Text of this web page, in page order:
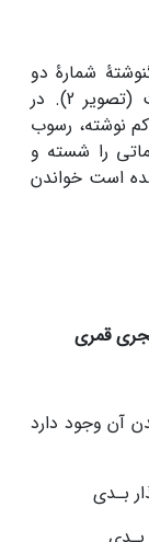
شمارۀ دو
کنده شده و به شدّت فرسایش یافته است (تصویر 2). در
نوشته، رسوب
را شسته و
است خواندن
آن وجود دارد
بـدی